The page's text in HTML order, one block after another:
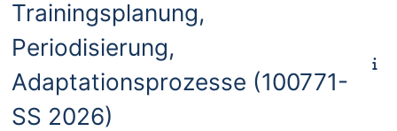
Trainingsplanung,
Periodisierung,
Adaptationsprozesse (100771-
SS 2026)